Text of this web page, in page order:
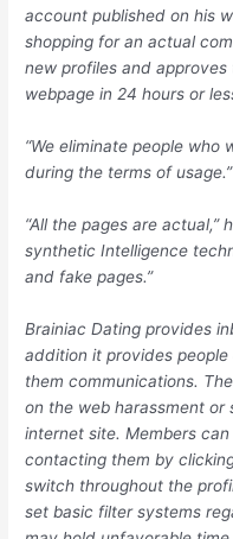
account published on his
shopping for an actual
new profiles and
webpage in 24 hours or
“We eliminate people
during the terms of usage.”
“All the pages are actual,”
synthetic Intelligence
and fake pages.”
Brainiac Dating provides
addition it provides
them communications.
on the web harassment or
internet site. Members
contacting them by
switch throughout the
set basic filter systems